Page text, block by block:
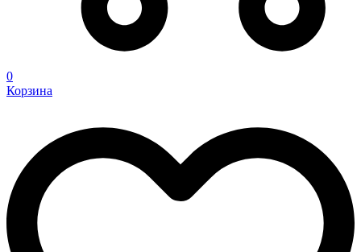
0
Корзина